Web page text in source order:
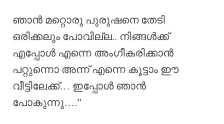
ഞാൻ മറ്റൊരു പുരുഷനെ തേടി
ഒരിക്കലും പോവില്ല.. നിങ്ങൾക്ക്
എപ്പോൾ എന്നെ അംഗീകരിക്കാൻ
പറ്റുന്നൊ അന്ന് എന്നെ കൂട്ടാം ഈ
വീട്ടിലേക്ക്… ഇപ്പോൾ ഞാൻ
പോകുന്നു….”